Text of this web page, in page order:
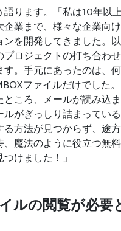
語ります。「私は10年以
企業まで、様々な企業向
ンを開発してきました。
プロジェクトの打ち合わ
す。手元にあったのは、
ファイルだけでした
ところ、メールが読み込
ルがぎっしり詰まってい
る方法が見つからず、途
、魔法のように役立つ無
けました！」
ルの閲覧が必要